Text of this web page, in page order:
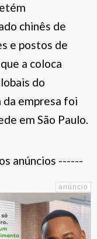
chinês de
e postos de
a coloca
do
da empresa foi
em São Paulo.
anúncios ------